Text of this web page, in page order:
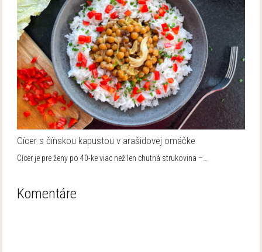
Cícer s čínskou kapustou v arašidovej omáčke
Cícer je pre ženy po 40-ke viac než len chutná strukovina –…
Komentáre